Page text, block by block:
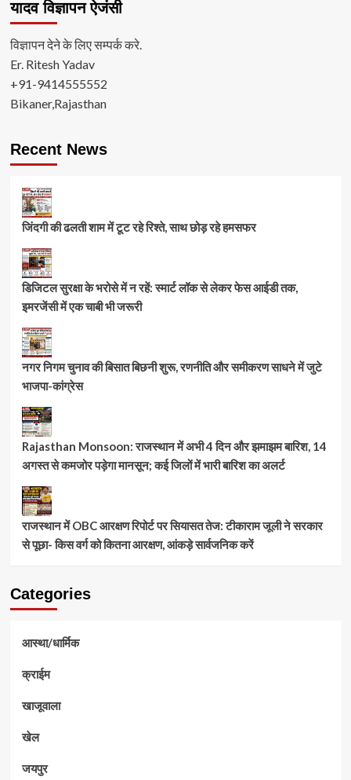
यादव विज्ञापन ऐजंसी
विज्ञापन देने के लिए सम्पर्क करे.
Er. Ritesh Yadav
+91-9414555552
Bikaner,Rajasthan
Recent News
जिंदगी की ढलती शाम में टूट रहे रिश्ते, साथ छोड़ रहे हमसफर
डिजिटल सुरक्षा के भरोसे में न रहें: स्मार्ट लॉक से लेकर फेस आईडी तक,
इमरजेंसी में एक चाबी भी जरूरी
नगर निगम चुनाव की बिसात बिछनी शुरू, रणनीति और समीकरण साधने में जुटे
भाजपा-कांग्रेस
Rajasthan Monsoon: राजस्थान में अभी 4 दिन और झमाझम बारिश, 14
अगस्त से कमजोर पड़ेगा मानसून; कई जिलों में भारी बारिश का अलर्ट
राजस्थान में OBC आरक्षण रिपोर्ट पर सियासत तेज: टीकाराम जूली ने सरकार
से पूछा- किस वर्ग को कितना आरक्षण, आंकड़े सार्वजनिक करें
Categories
आस्था/धार्मिक
क्राईम
खाजूवाला
खेल
जयपुर